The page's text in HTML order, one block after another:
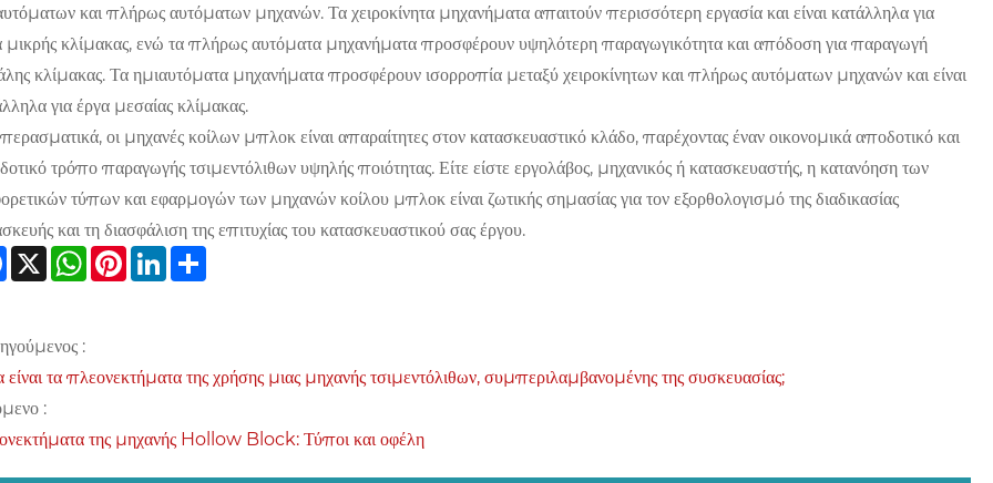
και πλήρως αυτόματων μηχανών. Τα χειροκίνητα μηχανήματα απαιτούν περισσότερη εργασία και είναι κατάλληλα για
μικρής κλίμακας, ενώ τα πλήρως αυτόματα μηχανήματα προσφέρουν υψηλότερη παραγωγικότητα και απόδοση για παραγωγή
κλίμακας. Τα ημιαυτόματα μηχανήματα προσφέρουν ισορροπία μεταξύ χειροκίνητων και πλήρως αυτόματων μηχανών και είναι
για έργα μεσαίας κλίμακας.
οι μηχανές κοίλων μπλοκ είναι απαραίτητες στον κατασκευαστικό κλάδο, παρέχοντας έναν οικονομικά αποδοτικό και
τρόπο παραγωγής τσιμεντόλιθων υψηλής ποιότητας. Είτε είστε εργολάβος, μηχανικός ή κατασκευαστής, η κατανόηση των
τύπων και εφαρμογών των μηχανών κοίλου μπλοκ είναι ζωτικής σημασίας για τον εξορθολογισμό της διαδικασίας
και τη διασφάλιση της επιτυχίας του κατασκευαστικού σας έργου.
Facebook
X WhatsApp
PinterestLinkedIn
:
είναι τα πλεονεκτήματα της χρήσης μιας μηχανής τσιμεντόλιθων, συμπεριλαμβανομένης της συσκευασίας;
:
της μηχανής Hollow Block: Τύποι και οφέλη